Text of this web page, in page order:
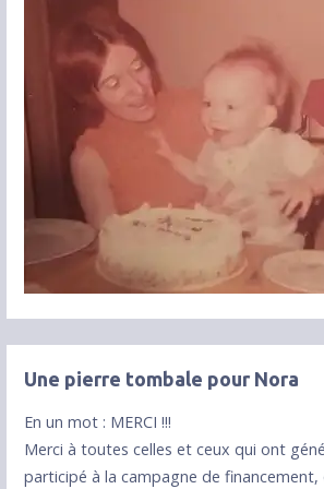
Une pierre tombale pour Nora
En un mot : MERCI !!!
Merci à toutes celles et ceux qui ont
participé à la campagne de financement,